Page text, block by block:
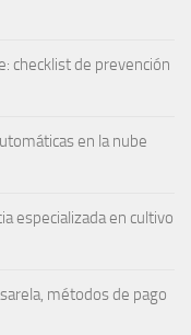
checklist de prevención
en la nube
especializada en cultivo
métodos de pago